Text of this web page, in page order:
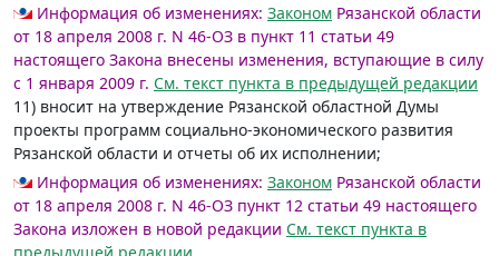
Информация об изменениях: Законом Рязанской области
от 18 апреля 2008 г. N 46-ОЗ в пункт 11 статьи 49
настоящего Закона внесены изменения, вступающие в силу
с 1 января 2009 г. См. текст пункта в предыдущей редакции
11) вносит на утверждение Рязанской областной Думы
проекты программ социально-экономического развития
Рязанской области и отчеты об их исполнении;
Информация об изменениях: Законом Рязанской области
от 18 апреля 2008 г. N 46-ОЗ пункт 12 статьи 49 настоящего
Закона изложен в новой редакции См. текст пункта в